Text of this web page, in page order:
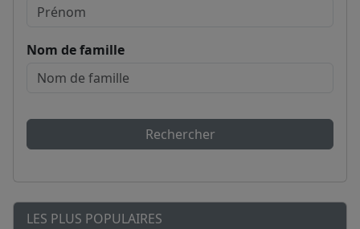
Nom de famille
Rechercher
LES PLUS POPULAIRES